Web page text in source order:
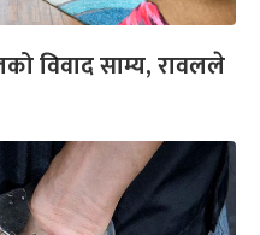
विवाद साम्य, रावलले